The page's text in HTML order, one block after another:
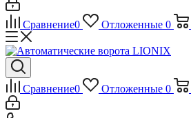
Сравнение0 Отложенные 0
Сравнение0 Отложенные 0